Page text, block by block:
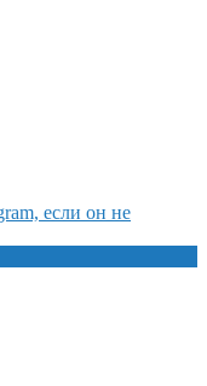
если он не